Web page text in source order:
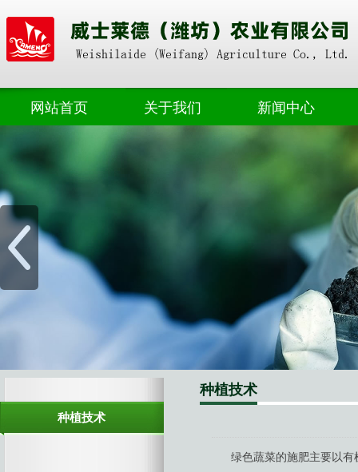
网站首页 关于我们 新闻中心
业界资讯
奥朴赛高塔
奥朴赛菌剂
奥朴赛硝硫基
奥朴赛转鼓
生物有机肥
复合肥料
种植技术
种植技术
绿色蔬菜的施肥主要以有